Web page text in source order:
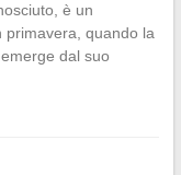
è un
primavera, quando la
dal suo